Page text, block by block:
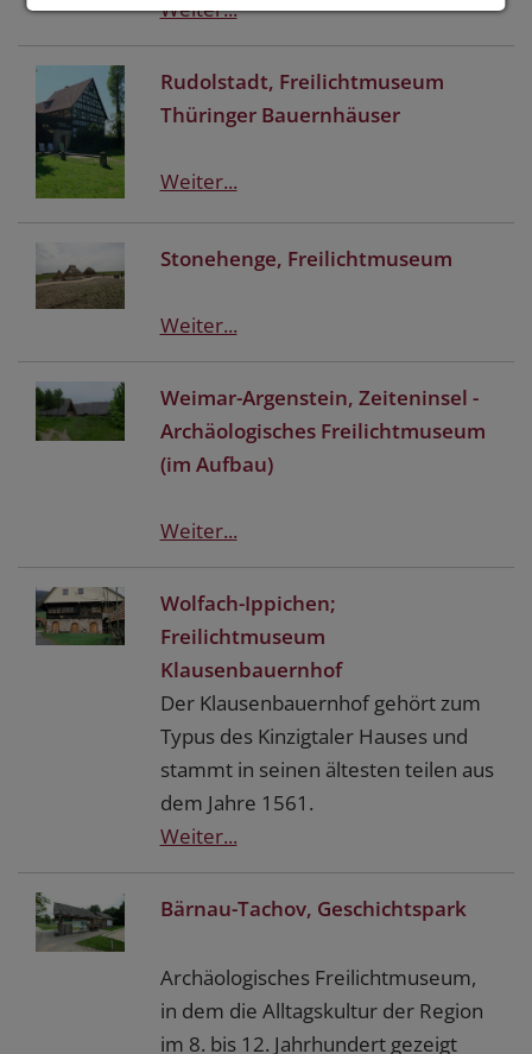
Weiter...
Rudolstadt, Freilichtmuseum
Thüringer Bauernhäuser
Weiter...
Stonehenge, Freilichtmuseum
Weiter...
Weimar-Argenstein, Zeiteninsel -
Archäologisches Freilichtmuseum
(im Aufbau)
Weiter...
Wolfach-Ippichen;
Freilichtmuseum
Klausenbauernhof
Der Klausenbauernhof gehört zum
Typus des Kinzigtaler Hauses und
stammt in seinen ältesten teilen aus
dem Jahre 1561.
Weiter...
Bärnau-Tachov, Geschichtspark
Archäologisches Freilichtmuseum,
in dem die Alltagskultur der Region
im 8. bis 12. Jahrhundert gezeigt